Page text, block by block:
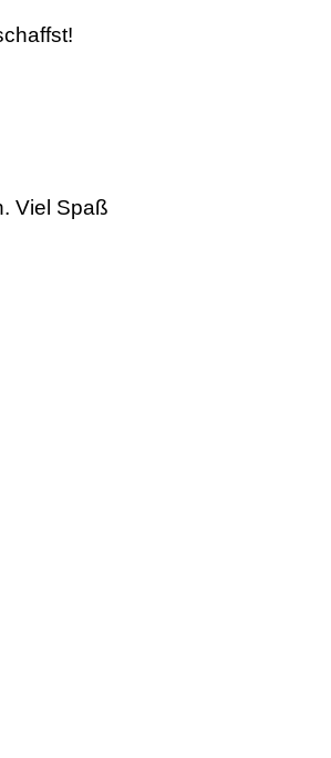
Viel Spaß